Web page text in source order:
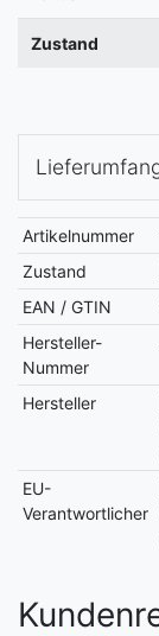
Zustand
Artikelnummer
Zustand
EAN / GTIN
Hersteller-
Nummer
Hersteller
EU-
Verantwortlicher